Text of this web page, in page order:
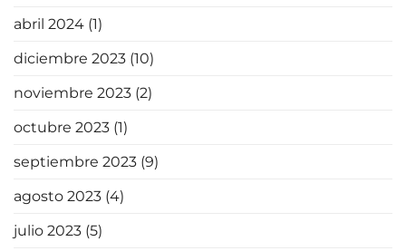
abril 2024 (1)
diciembre 2023 (10)
noviembre 2023 (2)
octubre 2023 (1)
septiembre 2023 (9)
agosto 2023 (4)
julio 2023 (5)